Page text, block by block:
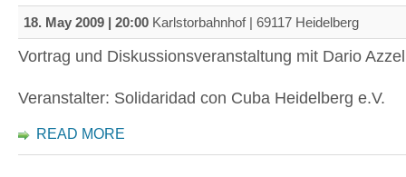
18. May 2009 | 20:00 Karlstorbahnhof | 69117 Heidelberg
Vortrag und Diskussionsveranstaltung mit Dario
Veranstalter: Solidaridad con Cuba Heidelberg e.V.
READ MORE